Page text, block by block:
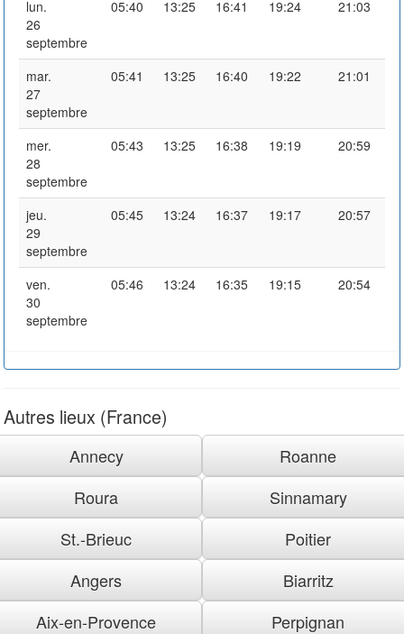
lun.
26
septembre
05:40 13:25 16:41 19:24 21:03
mar.
27
septembre
05:41 13:25 16:40 19:22 21:01
mer.
28
septembre
05:43 13:25 16:38 19:19 20:59
jeu.
29
septembre
05:45 13:24 16:37 19:17 20:57
ven.
30
septembre
05:46 13:24 16:35 19:15 20:54
Autres lieux (France)
Annecy
Roanne
Roura
Sinnamary
St.-Brieuc
Poitier
Angers
Biarritz
Aix-en-Provence
Perpignan